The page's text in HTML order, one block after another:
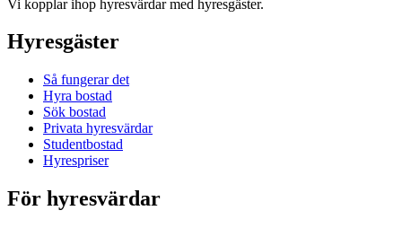
Vi kopplar ihop hyresvärdar med hyresgäster.
Hyresgäster
Så fungerar det
Hyra bostad
Sök bostad
Privata hyresvärdar
Studentbostad
Hyrespriser
För hyresvärdar